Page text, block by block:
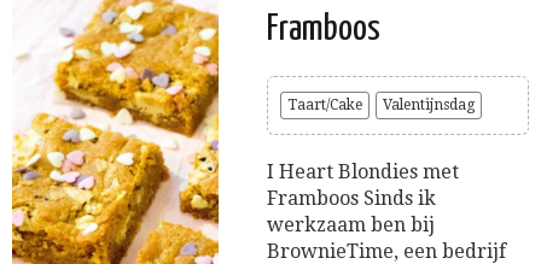
Framboos
Taart/Cake Valentijnsdag
I Heart Blondies met
Framboos Sinds ik
werkzaam ben bij
BrownieTime, een bedrijf